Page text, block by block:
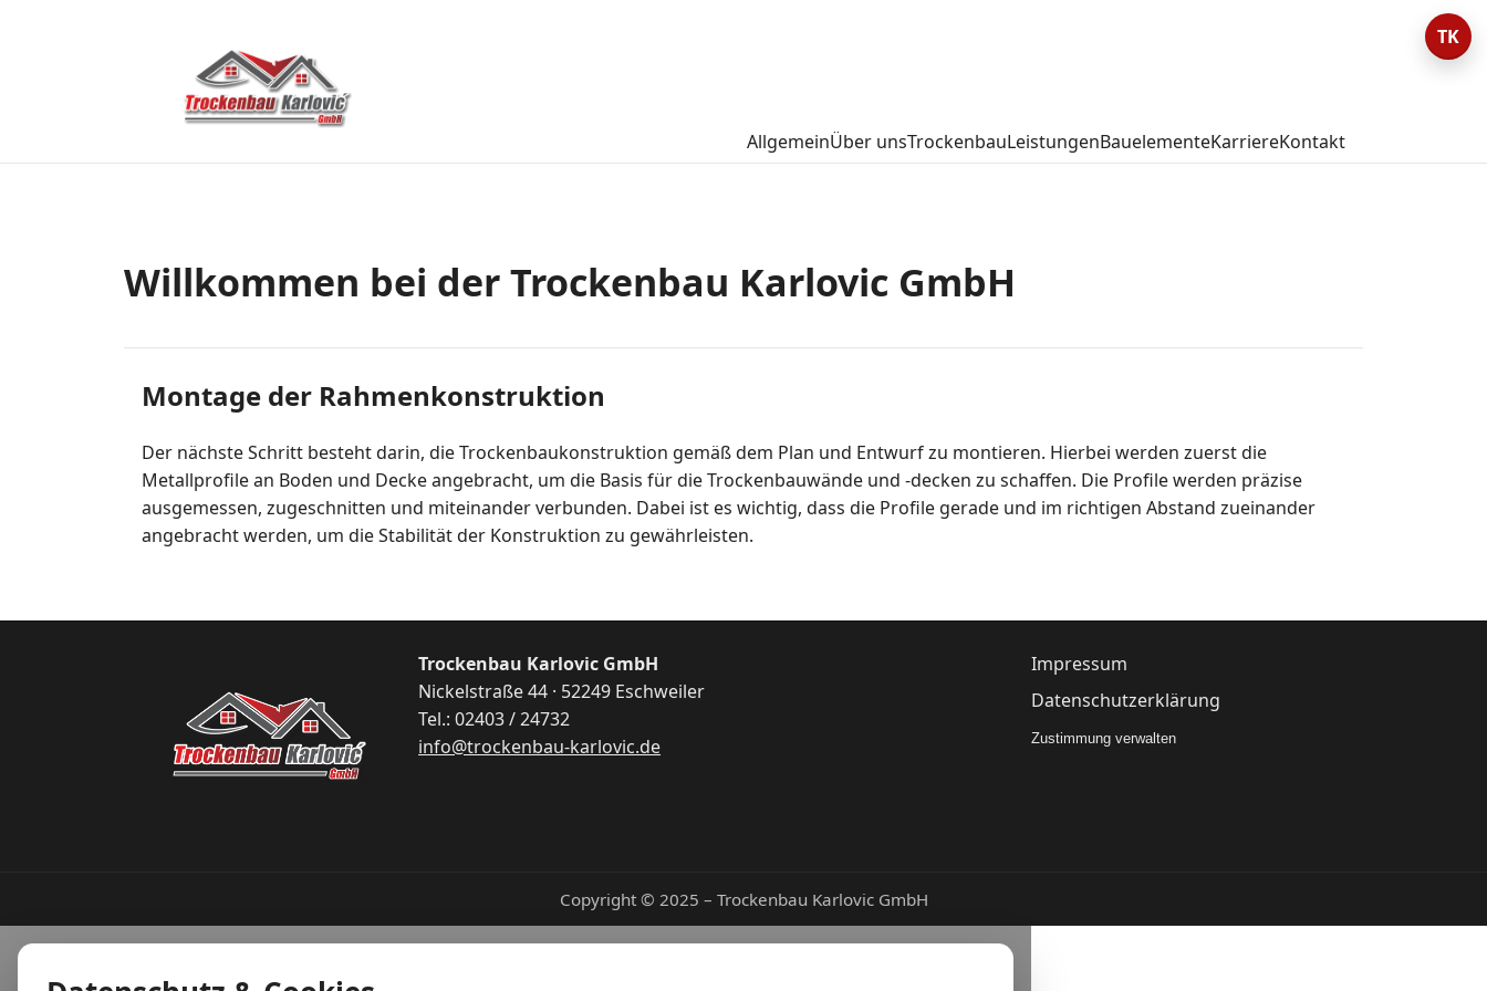
Trockenbau
Karlovic
AllgemeinÜber unsTrockenbauLeistungenBauelementeKarriereKontakt
Willkommen bei derTrockenbau Karlovic GmbH
Montage der Rahmenkonstruktion
Der nächste Schritt besteht darin, die Trockenbaukonstruktion gemäß dem Plan und Entwurf zu montieren. Hierbei werden zuerst die
Metallprofile an Boden und Decke angebracht, um die Basis für die Trockenbauwände und -decken zu schaffen. Die Profile werden präzise
ausgemessen, zugeschnitten und miteinander verbunden. Dabei ist es wichtig, dass die Profile gerade und im richtigen Abstand zueinander
angebracht werden, um die Stabilität der Konstruktion zu gewährleisten.
TK
Trockenbau Karlovic GmbH
Nickelstraße 44 · 52249 Eschweiler
Tel.: 02403 / 24732
info@trockenbau-karlovic.de
Impressum
Datenschutzerklärung
Zustimmung verwalten
Copyright © 2025 – Trockenbau Karlovic GmbH